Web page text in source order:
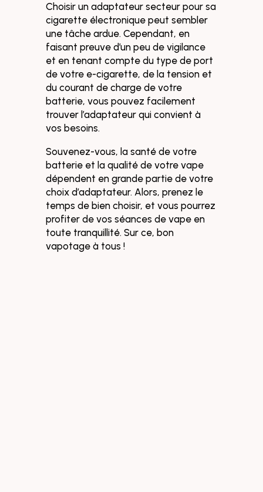
Choisir un adaptateur secteur pour sa
cigarette électronique peut sembler
une tâche ardue. Cependant, en
faisant preuve d’un peu de vigilance
et en tenant compte du type de port
de votre e-cigarette, de la tension et
du courant de charge de votre
batterie, vous pouvez facilement
trouver l’adaptateur qui convient à
vos besoins.
Souvenez-vous, la santé de votre
batterie et la qualité de votre vape
dépendent en grande partie de votre
choix d’adaptateur. Alors, prenez le
temps de bien choisir, et vous pourrez
profiter de vos séances de vape en
toute tranquillité. Sur ce, bon
vapotage à tous !